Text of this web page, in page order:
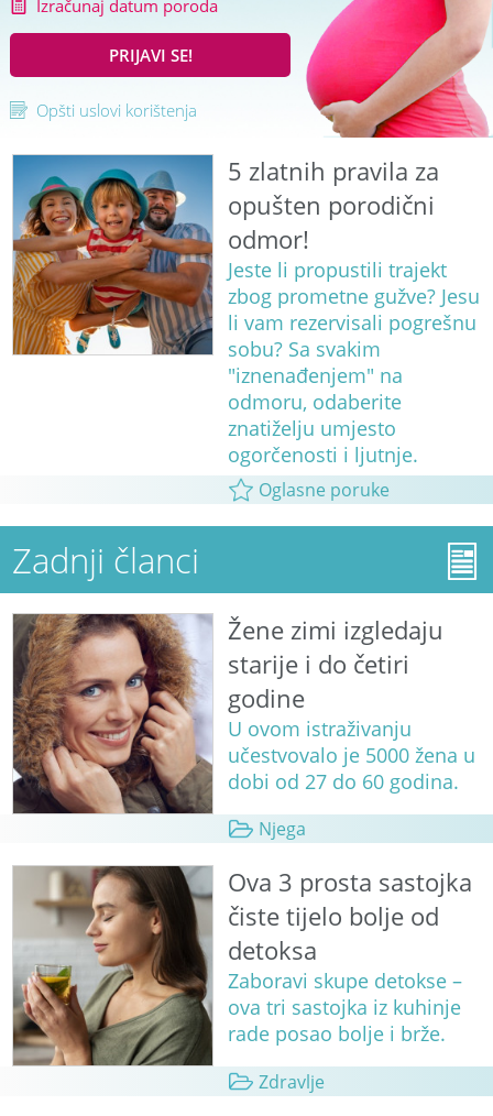
Izračunaj datum poroda
PRIJAVI SE!
Opšti uslovi korištenja
5 zlatnih pravila za
opušten porodični
odmor!
Jeste li propustili trajekt
zbog prometne gužve? Jesu
li vam rezervisali pogrešnu
sobu? Sa svakim
"iznenađenjem" na
odmoru, odaberite
znatiželju umjesto
ogorčenosti i ljutnje.
Oglasne poruke
Zadnji članci
Žene zimi izgledaju
starije i do četiri
godine
U ovom istraživanju
učestvovalo je 5000 žena u
dobi od 27 do 60 godina.
Njega
Ova 3 prosta sastojka
čiste tijelo bolje od
detoksa
Zaboravi skupe detokse –
ova tri sastojka iz kuhinje
rade posao bolje i brže.
Zdravlje